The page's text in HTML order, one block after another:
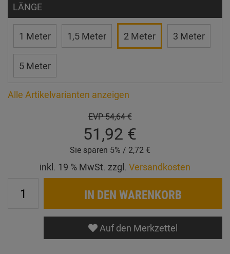
LÄNGE
1 Meter 1,5 Meter 2 Meter 3 Meter
5 Meter
Alle Artikelvarianten anzeigen
EVP54,64 €
51,92 €
Sie sparen 5% / 2,72 €
inkl. 19 % MwSt. zzgl. Versandkosten
IN DEN WARENKORB
Auf den Merkzettel